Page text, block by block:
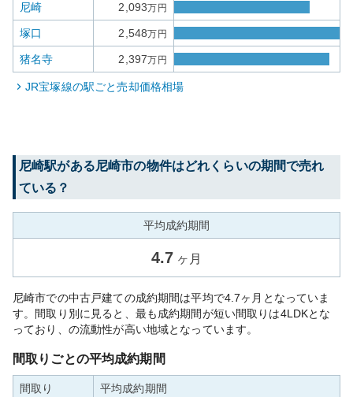
尼崎 2,093万円
塚口 2,548万円
猪名寺 2,397万円
JR宝塚線の駅ごと売却価格相場
尼崎駅がある尼崎市の物件はどれくらいの期間で売れ
ている？
平均成約期間
4.7 ヶ月
尼崎市での中古戸建ての成約期間は平均で4.7ヶ月となっていま
す。間取り別に見ると、最も成約期間が短い間取りは4LDKとな
っており、の流動性が高い地域となっています。
間取りごとの平均成約期間
間取り 平均成約期間